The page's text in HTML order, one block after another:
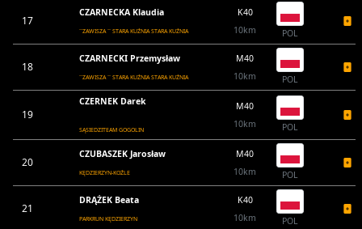
17
CZARNECKA Klaudia
``ZAWISZA `` STARA KUŹNIA STARA KUŹNIA
K40
10km
POL
18
CZARNECKI Przemysław
``ZAWISZA `` STARA KUŹNIA STARA KUŹNIA
M40
10km
POL
19
CZERNEK Darek
SĄSIEDZITEAM GOGOLIN
M40
10km
POL
20
CZUBASZEK Jarosław
KĘDZIERZYN-KOŹLE
M40
10km
POL
21
DRĄŻEK Beata
PARKRUN KĘDZIERZYN
K40
10km
POL